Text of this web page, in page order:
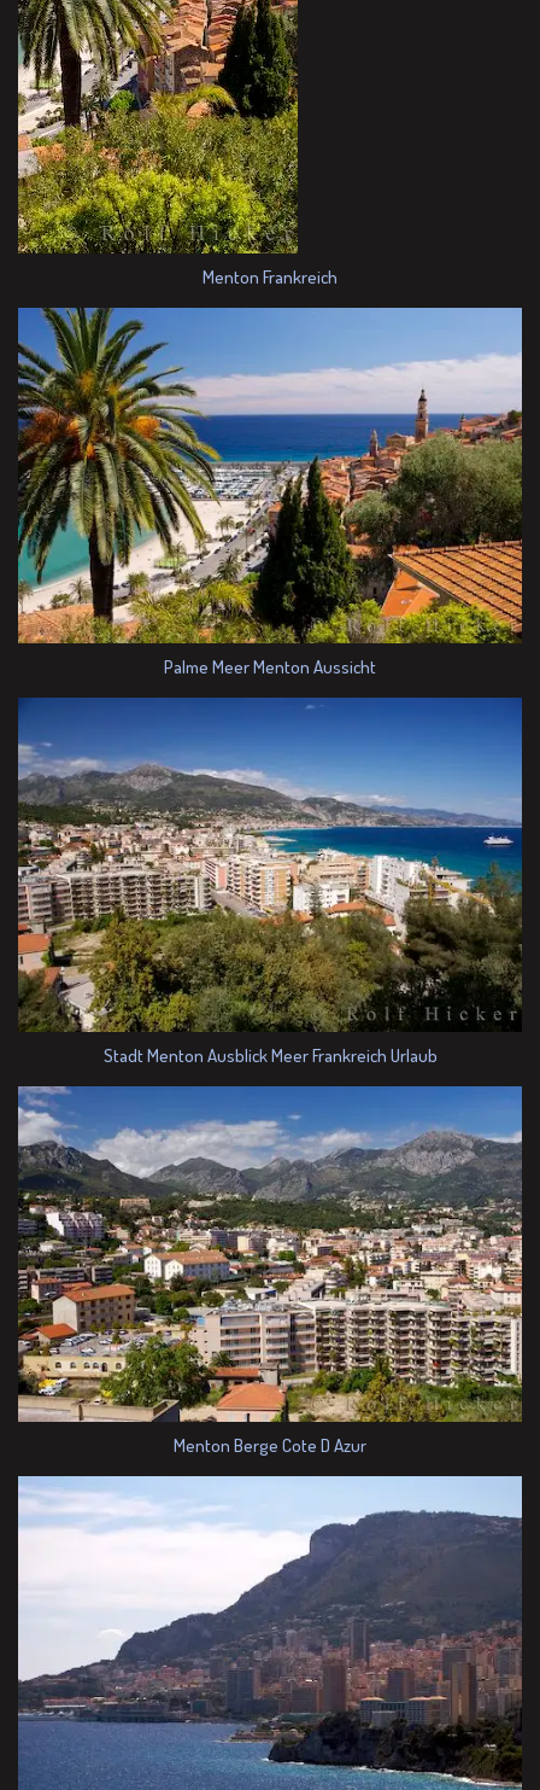
Menton Frankreich
Palme Meer Menton Aussicht
Stadt Menton Ausblick Meer Frankreich Urlaub
Menton Berge Cote D Azur